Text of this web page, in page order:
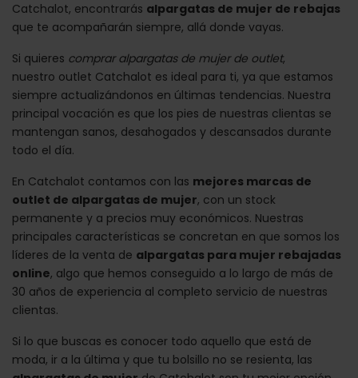
Catchalot, encontrarás alpargatas de mujer de rebajas
que te acompañarán siempre, allá donde vayas.
Si quieres comprar alpargatas de mujer de outlet,
nuestro outlet Catchalot es ideal para ti, ya que estamos
siempre actualizándonos en últimas tendencias. Nuestra
principal vocación es que los pies de nuestras clientas se
mantengan sanos, desahogados y descansados durante
todo el día.
En Catchalot contamos con las mejores marcas de
outlet de alpargatas de mujer, con un stock
permanente y a precios muy económicos. Nuestras
principales características se concretan en que somos los
líderes de la venta de alpargatas para mujer rebajadas
online, algo que hemos conseguido a lo largo de más de
30 años de experiencia al completo servicio de nuestras
clientas.
Si lo que buscas es conocer todo aquello que está de
moda, ir a la última y que tu bolsillo no se resienta, las